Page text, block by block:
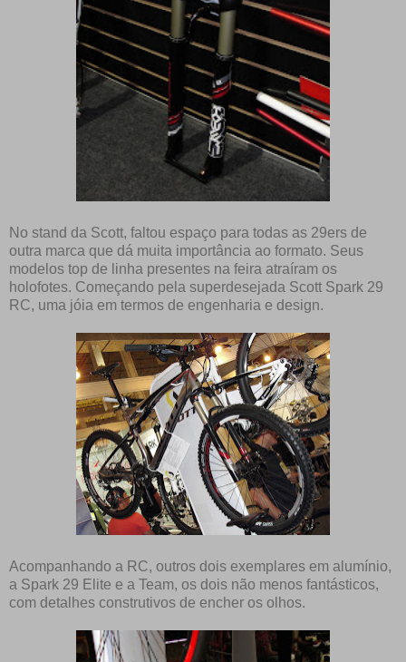
No stand da Scott, faltou espaço para todas as 29ers de
outra marca que dá muita importância ao formato. Seus
modelos top de linha presentes na feira atraíram os
holofotes. Começando pela superdesejada Scott Spark 29
RC, uma jóia em termos de engenharia e design.
Acompanhando a RC, outros dois exemplares em alumínio,
a Spark 29 Elite e a Team, os dois não menos fantásticos,
com detalhes construtivos de encher os olhos.